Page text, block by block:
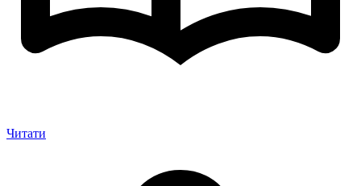
Читати